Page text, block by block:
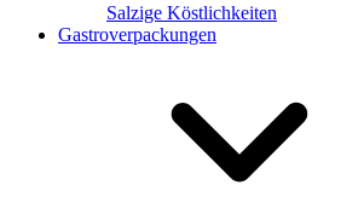
Salzige Köstlichkeiten
Gastroverpackungen